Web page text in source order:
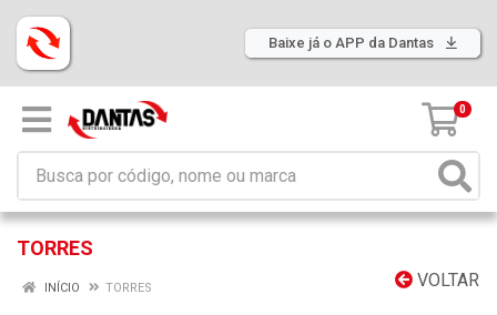
Baixe já o APP da Dantas
0
TORRES
VOLTAR
INÍCIO TORRES